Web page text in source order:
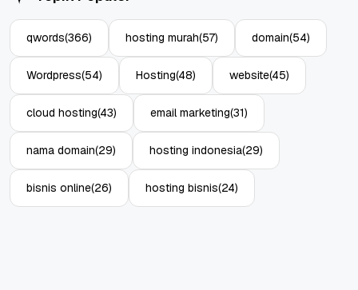
qwords(366) hosting murah(57) domain(54)
Wordpress(54) Hosting(48) website(45)
cloud hosting(43) email marketing(31)
nama domain(29) hosting indonesia(29)
bisnis online(26) hosting bisnis(24)